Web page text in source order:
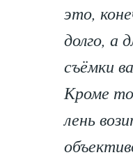
это,
долго, а
съёмки
Кроме
лень